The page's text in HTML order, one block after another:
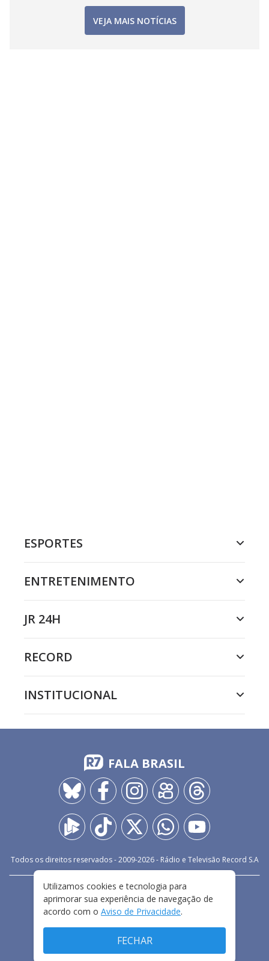
VEJA MAIS NOTÍCIAS
ESPORTES
ENTRETENIMENTO
JR 24H
RECORD
INSTITUCIONAL
FALA BRASIL
Todos os direitos reservados - 2009-2026- Rádio e Televisão Record S.A
FALE CONOSCO
PRIVACIDADE
TERMOS E CONDIÇÕES DE USO
Utilizamos cookies e tecnologia para
aprimorar sua experiência de navegação de
acordo com o Aviso de Privacidade.
FECHAR